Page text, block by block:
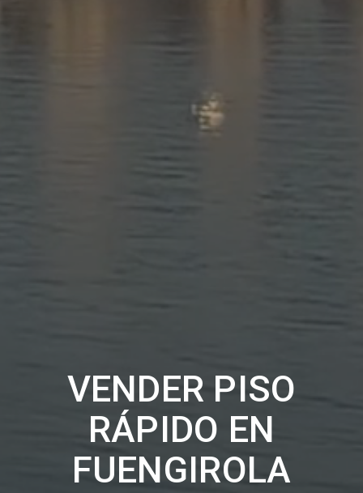
VENDER PISO
RÁPIDO EN
FUENGIROLA